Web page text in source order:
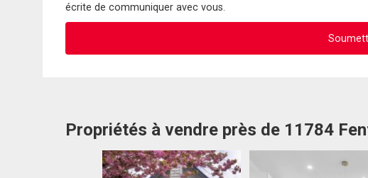
écrite de communiquer avec vous.
Propriétés à vendre près de 11784